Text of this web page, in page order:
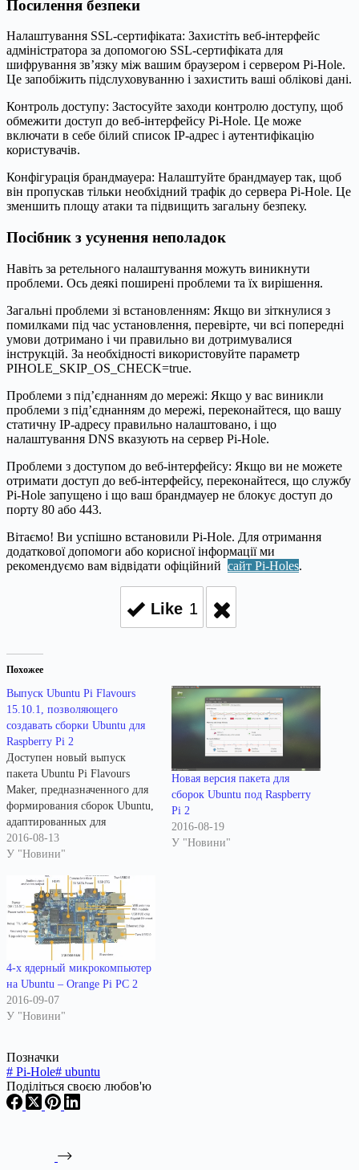
Посилення безпеки
Налаштування SSL-сертифіката: Захистіть веб-інтерфейс
адміністратора за допомогою SSL-сертифіката для
шифрування зв’язку між вашим браузером і сервером Pi-Hole.
Це запобіжить підслуховуванню і захистить ваші облікові дані.
Контроль доступу: Застосуйте заходи контролю доступу, щоб
обмежити доступ до веб-інтерфейсу Pi-Hole. Це може
включати в себе білий список IP-адрес і аутентифікацію
користувачів.
Конфігурація брандмауера: Налаштуйте брандмауер так, щоб
він пропускав тільки необхідний трафік до сервера Pi-Hole. Це
зменшить площу атаки та підвищить загальну безпеку.
Посібник з усунення неполадок
Навіть за ретельного налаштування можуть виникнути
проблеми. Ось деякі поширені проблеми та їх вирішення.
Загальні проблеми зі встановленням: Якщо ви зіткнулися з
помилками під час установлення, перевірте, чи всі попередні
умови дотримано і чи правильно ви дотримувалися
інструкцій. За необхідності використовуйте параметр
PIHOLE_SKIP_OS_CHECK=true.
Проблеми з під’єднанням до мережі: Якщо у вас виникли
проблеми з під’єднанням до мережі, переконайтеся, що вашу
статичну IP-адресу правильно налаштовано, і що
налаштування DNS вказують на сервер Pi-Hole.
Проблеми з доступом до веб-інтерфейсу: Якщо ви не можете
отримати доступ до веб-інтерфейсу, переконайтеся, що службу
Pi-Hole запущено і що ваш брандмауер не блокує доступ до
порту 80 або 443.
Вітаємо! Ви успішно встановили Pi-Hole. Для отримання
додаткової допомоги або корисної інформації ми
рекомендуємо вам відвідати офіційний сайт Pi-Holes.
Like 1
Похожее
Выпуск Ubuntu Pi Flavours
15.10.1, позволяющего
создавать сборки Ubuntu для
Raspberry Pi 2
Доступен новый выпуск
пакета Ubuntu Pi Flavours
Maker, предназначенного для
формирования сборок Ubuntu,
адаптированных для
установки на
миникомпьютере Raspberry Pi
развивается несколько shell-
скриптов для формирования
сборок с использованием
технологии Snappy и PPA-
репозиторий с набором
специализированных пакетов
для задействования всех
возможностей Raspberry Pi 2.
Готовые для установки
2016-08-13
У "Новини"
Новая версия пакета для
сборок Ubuntu под Raspberry
Pi 2
2016-08-19
У "Новини"
4-х ядерный микрокомпьютер
на Ubuntu – Orange Pi PC 2
2016-09-07
У "Новини"
Позначки
# Pi-Hole# ubuntu
Поділіться своєю любов'ю